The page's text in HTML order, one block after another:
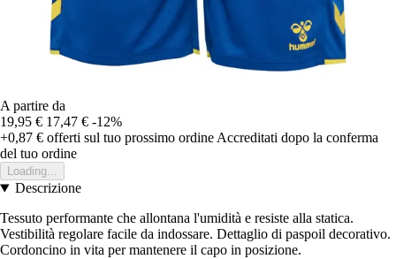
A partire da
19,95 € 17,47 € -12%
+0,87 € offerti sul tuo prossimo ordine Accreditati dopo la conferma
del tuo ordine
Loading...
Descrizione
Tessuto performante che allontana l'umidità e resiste alla statica.
Vestibilità regolare facile da indossare. Dettaglio di paspoil decorativo.
Cordoncino in vita per mantenere il capo in posizione.